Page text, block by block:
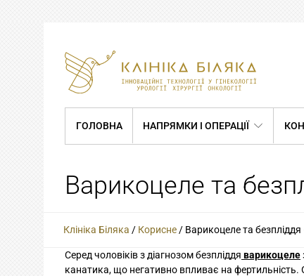
ГОЛОВНА НАПРЯМКИ І ОПЕРАЦІЇ
Варикоцеле та
Клініка Біляка / Корисне / Варикоцеле та
Серед чоловіків з діагнозом безпліддя варикоцеле
канатика, що негативно впливає на